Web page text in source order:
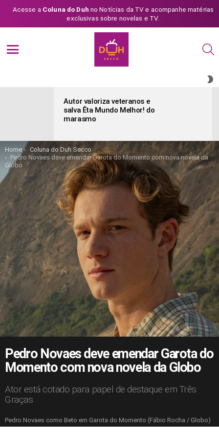
Acesse a Coluna do Duh no Notícias da TV e acompanhe matérias
exclusivas sobre novelas e TV.
Autor valoriza veteranos e
salva Êta Mundo Melhor! do
marasmo
You are here:
Home
Coluna do Duh Secco
Pedro Novaes deve emendar Garota do Momento com nova novela da
Globo
Pedro Novaes deve emendar Garota do
Momento com nova novela da Globo
Ator está cotado para papel de destaque em Três
Graças
Pedro Novaes como Beto em Garota do Momento (Fábio Rocha / Globo)